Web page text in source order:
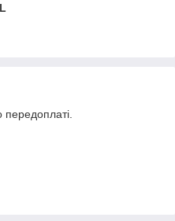
передоплаті.